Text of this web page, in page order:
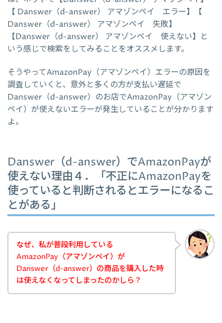
【 Danswer（d-answer） アマゾンペイ エラー】【
Danswer（d-answer） アマゾンペイ 失敗】
【Danswer（d-answer） アマゾンペイ 使えない】と
いう感じで検索をしてみることをオススメします。
そうやってAmazonPay（アマゾンペイ）エラーの原因を
調査していくと、意外と多くの方が支払い遅延で
Danswer（d-answer）のお店でAmazonPay（アマゾン
ペイ）が使えないエラーが発生していることが分かります
よ。
Danswer（d-answer）でAmazonPayが
使えない理由４．「不正にAmazonPayを
使っていると判断されるとエラーになるこ
とがある」
なぜ、私が普段利用している
AmazonPay（アマゾンペイ）が
Danswer（d-answer）の商品を購入した時
は使えなくなってしまったのかしら？